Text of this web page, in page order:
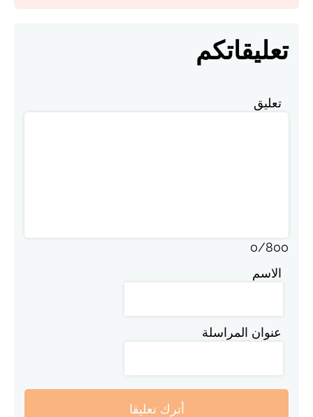
تعليقاتكم
تعليق
0/800
الاسم
عنوان المراسلة
أترك تعليقا